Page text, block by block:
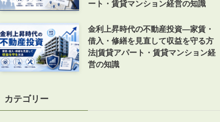
ート・賃貸マンション経営の知識
金利上昇時代の不動産投資―家賃・
借入・修繕を見直して収益を守る方
法|賃貸アパート・賃貸マンション経
営の知識
カテゴリー